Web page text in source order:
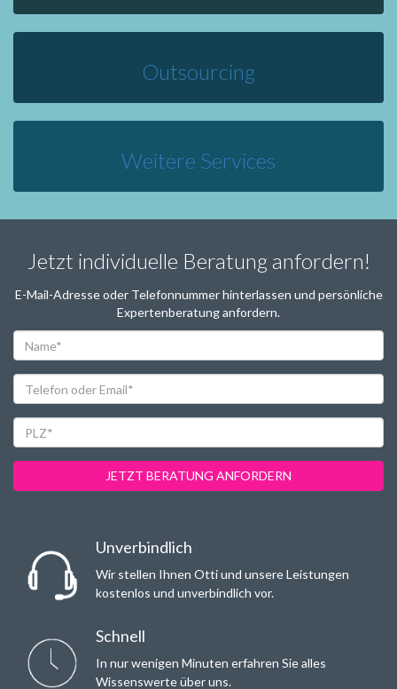
Outsourcing
Weitere Services
Jetzt individuelle Beratung anfordern!
E-Mail-Adresse oder Telefonnummer hinterlassen und persönliche
Expertenberatung anfordern.
Email*
JETZT BERATUNG ANFORDERN
Unverbindlich
Wir stellen Ihnen Otti und unsere Leistungen
kostenlos und unverbindlich vor.
Schnell
In nur wenigen Minuten erfahren Sie alles
Wissenswerte über uns.